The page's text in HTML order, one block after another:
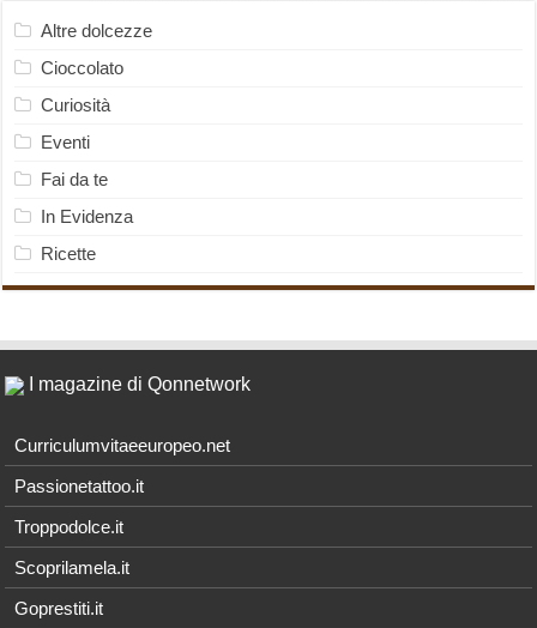
Altre dolcezze
Cioccolato
Curiosità
Eventi
Fai da te
In Evidenza
Ricette
I magazine di Qonnetwork
Curriculumvitaeeuropeo.net
Passionetattoo.it
Troppodolce.it
Scoprilamela.it
Goprestiti.it